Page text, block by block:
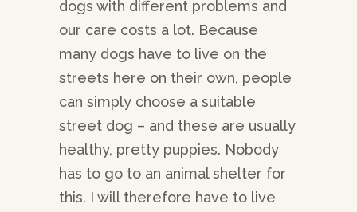
dogs with different problems and
our care costs a lot. Because
many dogs have to live on the
streets here on their own, people
can simply choose a suitable
street dog – and these are usually
healthy, pretty puppies. Nobody
has to go to an animal shelter for
this. I will therefore have to live